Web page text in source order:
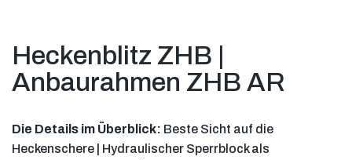
Heckenblitz ZHB |
Anbaurahmen ZHB AR
Die Details im Überblick: Beste Sicht auf die
Heckenschere | Hydraulischer Sperrblock als